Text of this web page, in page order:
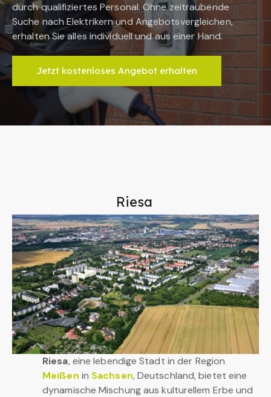
durch qualifiziertes Personal. Ohne zeitraubende
Suche nach Elektrikern und Angebotsvergleichen,
erhalten Sie alles individuell und aus einer Hand.
Jetzt kostenloses Angebot erhalten
Riesa
Riesa, eine lebendige Stadt in der Region
Meißen in Sachsen, Deutschland, bietet eine
dynamische Mischung aus kulturellem Erbe und